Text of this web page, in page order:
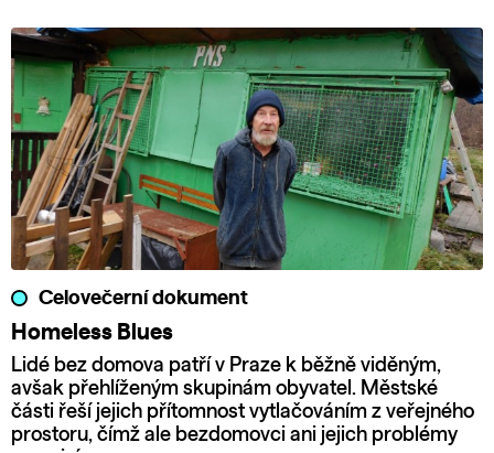
Celovečerní dokument
Homeless Blues
Lidé bez domova patří v Praze k běžně viděným,
avšak přehlíženým skupinám obyvatel. Městské
části řeší jejich přítomnost vytlačováním z veřejného
prostoru, čímž ale bezdomovci ani jejich problémy